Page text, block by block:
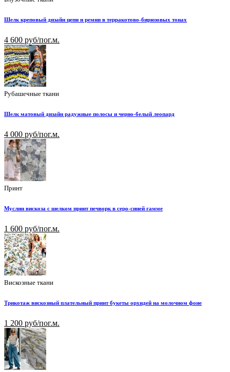
Шелк креповый дизайн цепи и ремни в терракотово-бирюзовых тонах
4 600 руб/пог.м.
Рубашечные ткани
Шелк матовый дизайн радужные полосы и черно-белый леопард
4 000 руб/пог.м.
Принт
Муслин вискоза с шелком принт печворк в серо-синей гамме
1 600 руб/пог.м.
Вискозные ткани
Трикотаж вискозный плательный принт букеты орхидей на молочном фоне
1 200 руб/пог.м.